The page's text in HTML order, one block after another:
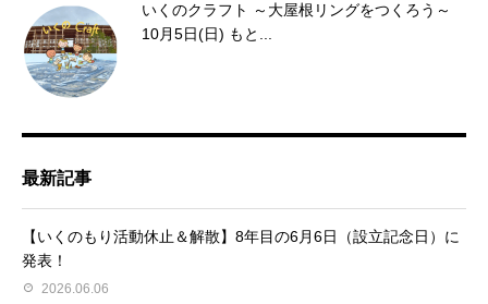
いくのクラフト ～大屋根リングをつくろう～
10月5日(日) もと...
最新記事
【いくのもり活動休止＆解散】8年目の6月6日（設立記念日）に
発表！
2026.06.06